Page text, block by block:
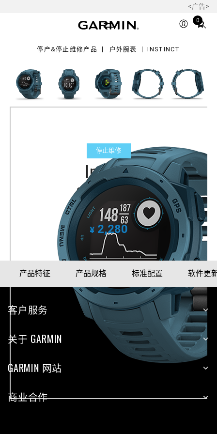
<广告>
0
Total
停产&停止维修产品 户外腕表 INSTINCT
停止维修
Instinct
GPS户外腕表
产品料号010-02064-51
¥ 2,280
产品特征 产品规格 标准配置 软件更
客户服务
关于 GARMIN
GARMIN 网站
商业合作